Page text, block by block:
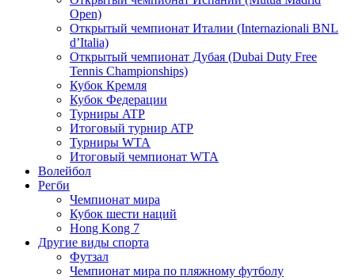
Open)
Открытый чемпионат Италии (Internazionali BNL
d’Italia)
Открытый чемпионат Дубая (Dubai Duty Free
Tennis Championships)
Кубок Кремля
Кубок Федерации
Турниры ATP
Итоговый турнир ATP
Турниры WTA
Итоговый чемпионат WTA
Волейбол
Регби
Чемпионат мира
Кубок шести наций
Hong Kong 7
Другие виды спорта
Футзал
Чемпионат мира по пляжному футболу